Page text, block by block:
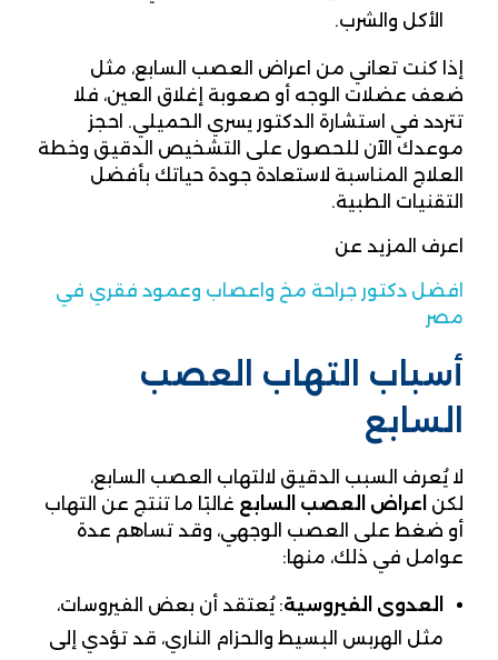
الأكل والشرب.
إذا كنت تعاني من اعراض العصب السابع، مثل
ضعف عضلات الوجه أو صعوبة إغلاق العين، فلا
تتردد في استشارة الدكتور يسري الحميلي. احجز
موعدك الآن للحصول على التشخيص الدقيق وخطة
العلاج المناسبة لاستعادة جودة حياتك بأفضل
التقنيات الطبية.
اعرف المزيد عن
افضل دكتور جراحة مخ واعصاب وعمود فقري في
مصر
أسباب التهاب العصب
السابع
لا يُعرف السبب الدقيق لالتهاب العصب السابع،
لكن اعراض العصب السابع غالبًا ما تنتج عن التهاب
أو ضغط على العصب الوجهي، وقد تساهم عدة
عوامل في ذلك، منها:
العدوى الفيروسية: يُعتقد أن بعض الفيروسات،
مثل الهربس البسيط والحزام الناري، قد تؤدي إلى